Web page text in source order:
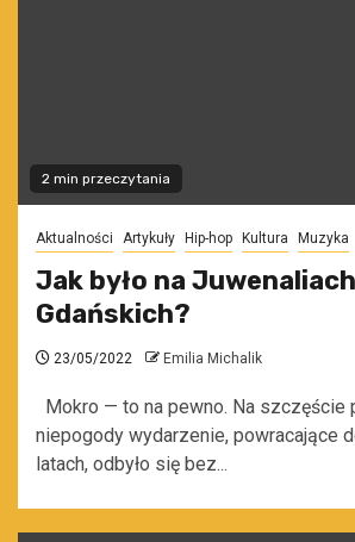
2 min przeczytania
Aktualności Artykuły Hip-hop Kultura Muzyka
Jak było na Juwenaliach
Gdańskich?
23/05/2022 Emilia Michalik
Mokro — to na pewno. Na szczęście
niepogody wydarzenie, powracające
latach, odbyło się bez...